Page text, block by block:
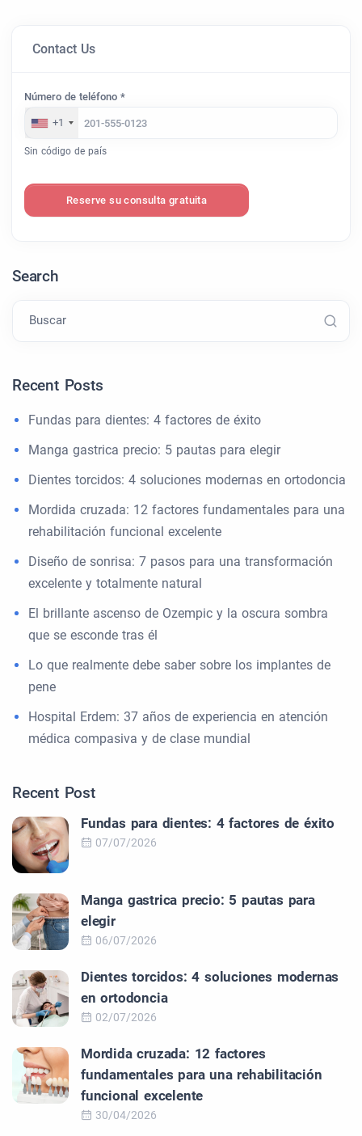
Contact Us
Número de teléfono *
+1
Sin código de país
Reserve su consulta gratuita
Search
Buscar
Recent Posts
Fundas para dientes: 4 factores de éxito
Manga gastrica precio: 5 pautas para elegir
Dientes torcidos: 4 soluciones modernas en ortodoncia
Mordida cruzada: 12 factores fundamentales para una
rehabilitación funcional excelente
Diseño de sonrisa: 7 pasos para una transformación
excelente y totalmente natural
El brillante ascenso de Ozempic y la oscura sombra
que se esconde tras él
Lo que realmente debe saber sobre los implantes de
pene
Hospital Erdem: 37 años de experiencia en atención
médica compasiva y de clase mundial
Recent Post
Fundas para dientes: 4 factores de éxito
07/07/2026
Manga gastrica precio: 5 pautas para
elegir
06/07/2026
Dientes torcidos: 4 soluciones modernas
en ortodoncia
02/07/2026
Mordida cruzada: 12 factores
fundamentales para una rehabilitación
funcional excelente
30/04/2026